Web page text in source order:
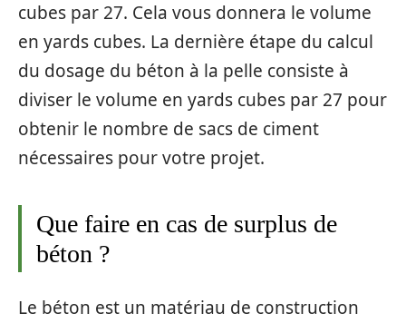
cubes par 27. Cela vous donnera le volume
en yards cubes. La dernière étape du calcul
du dosage du béton à la pelle consiste à
diviser le volume en yards cubes par 27 pour
obtenir le nombre de sacs de ciment
nécessaires pour votre projet.
Que faire en cas de surplus de
béton ?
Le béton est un matériau de construction